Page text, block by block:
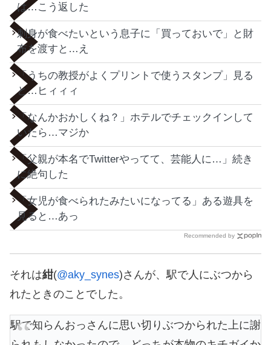
は…こう返した
刺身が食べたいという息子に「買っておいで」と財
布を渡すと…え
「うちの教授がよくプリントで使うスタンプ」見る
と…ヒィィィ
「なんかおかしくね？」ホテルでチェックインして
いたら…マジか
「父親が本名でTwitterやってて、芸能人に…」続き
に絶句した
「女児が食べられたみたいになってる」ある遊具を
見ると…あっ
Recommended by
それは紺(@aky_synes)さんが、駅で人にぶつから
れたときのことでした。
駅で知らんおっさんに思い切りぶつかられた上に謝